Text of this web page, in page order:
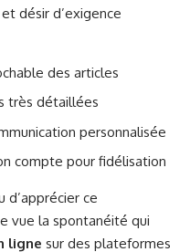
désir d’exigence
des articles
très détaillées
personnalisée
compte pour fidélisation
d’apprécier ce
vue la spontanéité qui
ligne sur des plateformes